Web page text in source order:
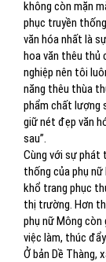
không còn mặn
phục truyền
văn hóa nhất là
hoa văn thêu thủ
nghiệp nên tôi
năng thêu thùa
phẩm chất lượng
giữ nét đẹp văn
sau”.
Cùng với sự phát
thống của phụ
khổ trang phục
thị trường. Hơn
phụ nữ Mông
việc làm, thúc
Ở bản Dề Thàng,